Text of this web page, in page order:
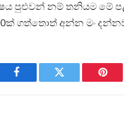
පුළුවන් නම් තනියම මේ
ගත්තොත් අන්න මං
Facebook Twitter